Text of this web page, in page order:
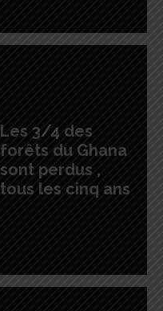
Les 3/4 des
forêts du Ghana
sont perdus ,
tous les cinq ans